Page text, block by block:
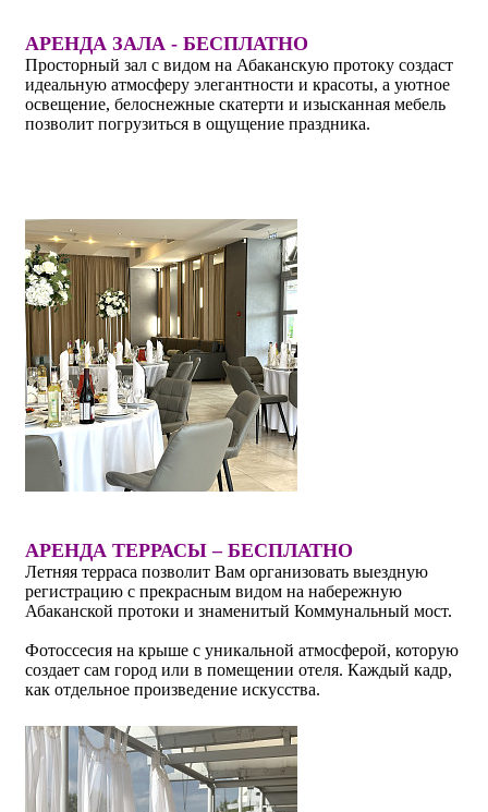
АРЕНДА ЗАЛА - БЕСПЛАТНО
Просторный зал с видом на Абаканскую протоку создаст
идеальную атмосферу элегантности и красоты, а уютное
освещение, белоснежные скатерти и изысканная мебель
позволит погрузиться в ощущение праздника.
АРЕНДА ТЕРРАСЫ – БЕСПЛАТНО
Летняя терраса позволит Вам организовать выездную
регистрацию с прекрасным видом на набережную
Абаканской протоки и знаменитый Коммунальный мост.
Фотоссесия на крыше с уникальной атмосферой, которую
создает сам город или в помещении отеля. Каждый кадр,
как отдельное произведение искусства.